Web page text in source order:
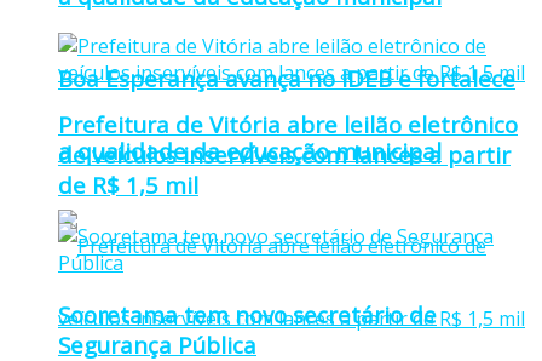
Boa Esperança avança no IDEB e fortalece
a qualidade da educação municipal
Prefeitura de Vitória abre leilão eletrônico
de veículos inservíveis com lances a partir
de R$ 1,5 mil
Sooretama tem novo secretário de
Segurança Pública